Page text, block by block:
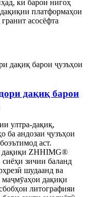
ки барои нигоҳ
платформаҳои
асосёфта
дақиқ барои
ултра-дақиқ,
ба андозаи ҷузъҳои
аст.
дақиқи ZHHIMG®
зичии баланд
шудаанд ва
дақиқи
литографияи